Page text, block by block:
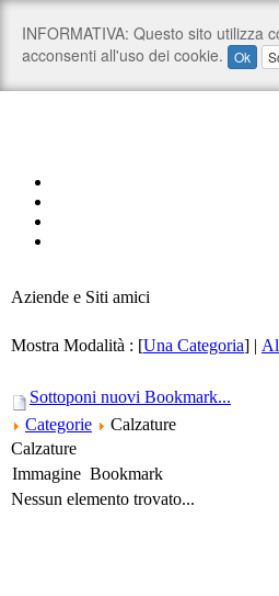
Aziende e Siti amici
Mostra Modalità : [Una Categoria] |
Sottoponi nuovi Bookmark...
Categorie
Calzature
Calzature
Immagine Bookmark
Nessun elemento trovato...